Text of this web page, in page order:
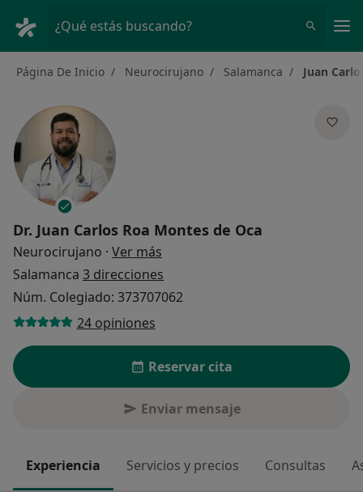
¿Qué estás buscando?
Página De Inicio Neurocirujano Salamanca Juan
Dr. Juan Carlos Roa Montes de Oca
Neurocirujano · Ver más
Salamanca 3 direcciones
Núm. Colegiado: 373707062
24 opiniones
Reservar cita
Enviar mensaje
Experiencia Servicios y precios Consultas